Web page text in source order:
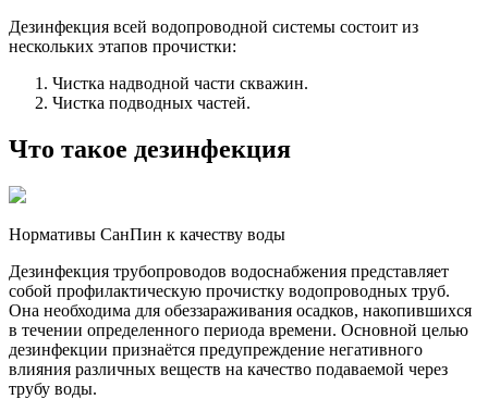
Дезинфекция всей водопроводной системы состоит из
нескольких этапов прочистки:
Чистка надводной части скважин.
Чистка подводных частей.
Что такое дезинфекция
Нормативы СанПин к качеству воды
Дезинфекция трубопроводов водоснабжения представляет
собой профилактическую прочистку водопроводных труб.
Она необходима для обеззараживания осадков, накопившихся
в течении определенного периода времени. Основной целью
дезинфекции признаётся предупреждение негативного
влияния различных веществ на качество подаваемой через
трубу воды.